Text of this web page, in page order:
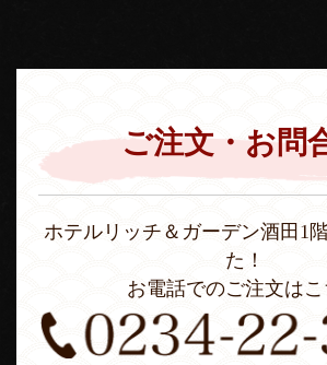
ご注文・お問
ホテルリッチ＆ガーデン酒田1
た！
お電話でのご注文はこ